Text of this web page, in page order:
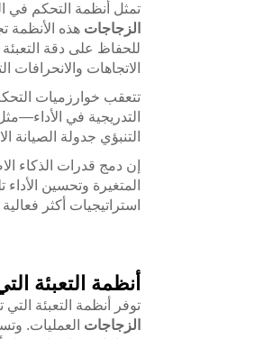
تمثل أنظمة التحكم في
الزجاجات هذه الأنظمة
للحفاظ على دقة التعبئة
الاتجاهات والانحرافات
تتعقب خوارزميات
التدريجية في
التنبؤي جدولة الصيانة
إن دمج قدرات الذكاء
المتغيرة وتحسين الأداء
استراتيجيات أكثر
أنظمة التعبئة
توفر أنظمة التعبئة
الزجاجات العمليات.